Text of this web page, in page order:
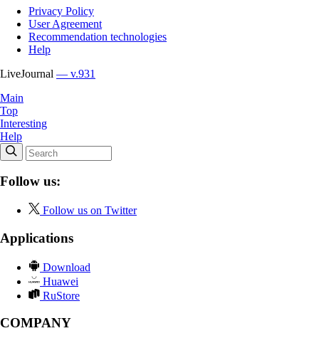
Privacy Policy
User Agreement
Recommendation technologies
Help
LiveJournal — v.931
Main
Top
Interesting
Help
Follow us:
Follow us on Twitter
Applications
Download
Huawei
RuStore
COMPANY